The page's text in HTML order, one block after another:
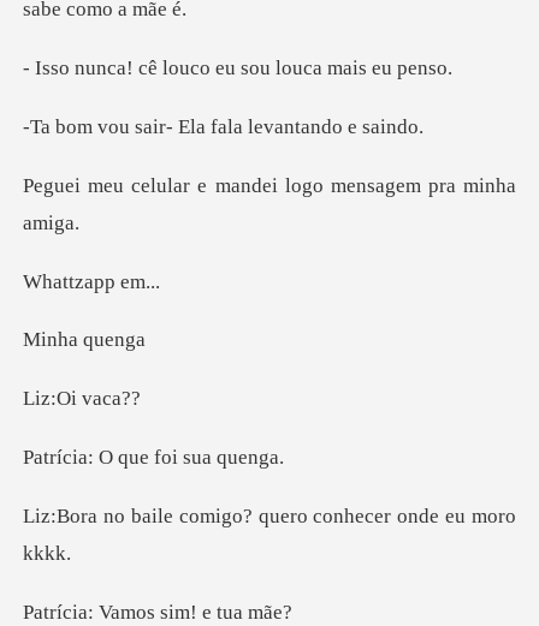
louco eu sou lo
r- Ela fala lev
e mandei logo mensa
zapp
a qu
Oi v
O que foi
omigo? quero conhec
Vamos sim!